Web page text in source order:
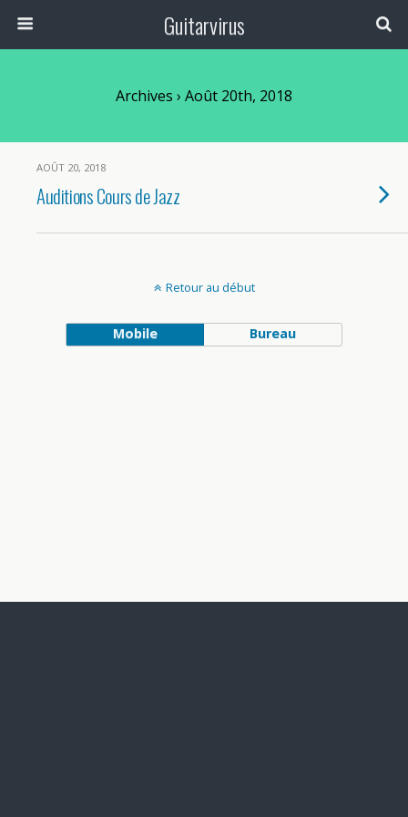
Guitarvirus
Archives › Août 20th, 2018
AOÛT 20, 2018
Auditions Cours de Jazz
Retour au début
Mobile Bureau